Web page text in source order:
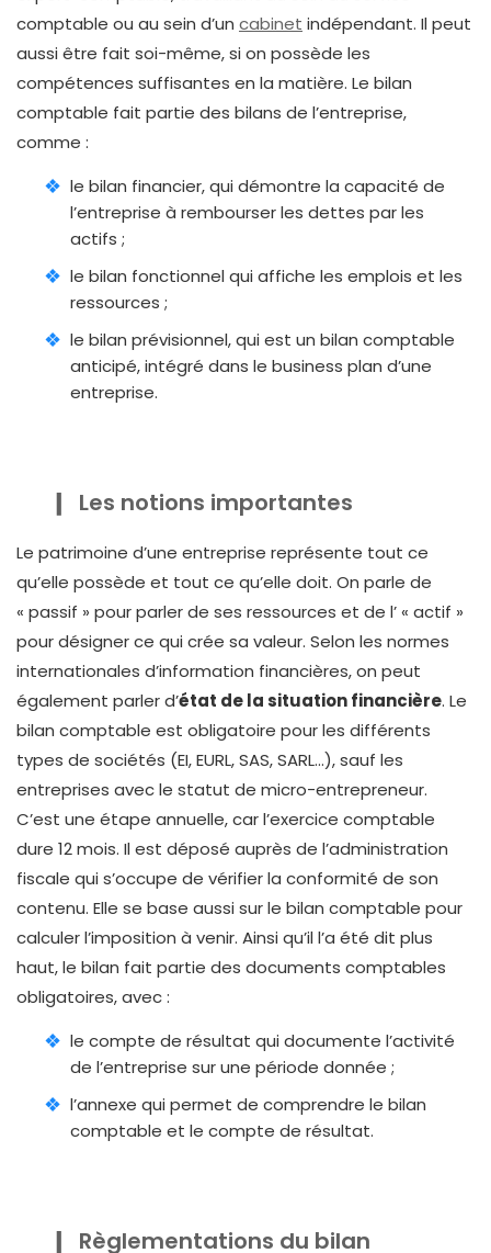
comptable ou au sein d’un cabinet indépendant. Il peut
aussi être fait soi-même, si on possède les
compétences suffisantes en la matière. Le bilan
comptable fait partie des bilans de l’entreprise,
comme :
le bilan financier, qui démontre la capacité de
l’entreprise à rembourser les dettes par les
actifs ;
le bilan fonctionnel qui affiche les emplois et les
ressources ;
le bilan prévisionnel, qui est un bilan comptable
anticipé, intégré dans le business plan d’une
entreprise.
Les notions importantes
Le patrimoine d’une entreprise représente tout ce
qu’elle possède et tout ce qu’elle doit. On parle de
« passif » pour parler de ses ressources et de l’ « actif »
pour désigner ce qui crée sa valeur. Selon les normes
internationales d’information financières, on peut
également parler d’état de la situation financière. Le
bilan comptable est obligatoire pour les différents
types de sociétés (EI, EURL, SAS, SARL…), sauf les
entreprises avec le statut de micro-entrepreneur.
C’est une étape annuelle, car l’exercice comptable
dure 12 mois. Il est déposé auprès de l’administration
fiscale qui s’occupe de vérifier la conformité de son
contenu. Elle se base aussi sur le bilan comptable pour
calculer l’imposition à venir. Ainsi qu’il l’a été dit plus
haut, le bilan fait partie des documents comptables
obligatoires, avec :
le compte de résultat qui documente l’activité
de l’entreprise sur une période donnée ;
l’annexe qui permet de comprendre le bilan
comptable et le compte de résultat.
Règlementations du bilan